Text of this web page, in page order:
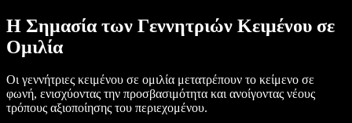
Η Σημασία των Γεννητριών Κειμένου σε
Ομιλία
Οι γεννήτριες κειμένου σε ομιλία μετατρέπουν το κείμενο σε
φωνή, ενισχύοντας την προσβασιμότητα και ανοίγοντας νέους
τρόπους αξιοποίησης του περιεχομένου.